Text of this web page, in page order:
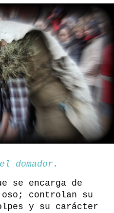
domador.
se encarga de
controlan su
y su carácter